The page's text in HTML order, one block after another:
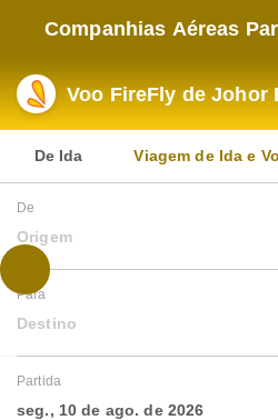
Companhias Aéreas
Voo FireFly de Johor
De Ida Viagem de Ida e
De
Origem
Para
Destino
Partida
seg., 10 de ago. de 2026